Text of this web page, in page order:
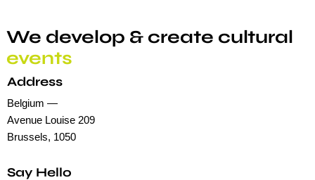
We develop & create cultural
events
Address
Belgium —
Avenue Louise 209
Brussels, 1050
Say Hello